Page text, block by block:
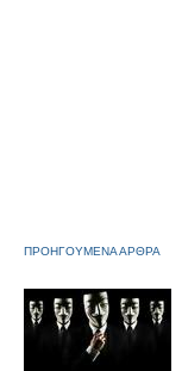
ΠΡΟΗΓΟΥΜΕΝΑ ΑΡΘΡΑ